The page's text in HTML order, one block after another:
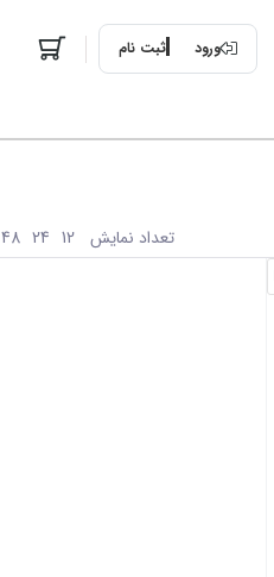
ورود ثبت نام
تعداد نمایش 12
24
48